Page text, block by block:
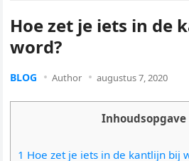
Hoe zet je iets in de
word?
BLOG Author augustus 7, 2020
Inhoudsopgave
1 Hoe zet je iets in de kantlijn bij